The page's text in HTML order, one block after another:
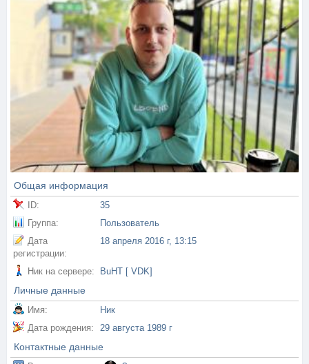
Общая информация
ID:
35
Группа:
Пользователь
Дата
регистрации:
18 апреля 2016 г, 13:15
Ник на сервере: BuHT [ VDK]
Личные данные
Имя:
Ник
Дата рождения:
29 августа 1989 г
Контактные данные